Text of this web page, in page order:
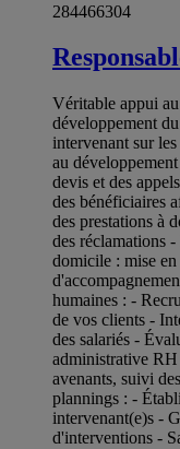
284466304
Véritable appui
développement
intervenant sur
au
devis et des
des bénéficiaires
des prestations à
des réclamations
domicile : mise
humaines : -
de vos clients -
des salariés -
administrative
avenants, suivi
plannings : -
intervenant(e)s -
d'interventions -